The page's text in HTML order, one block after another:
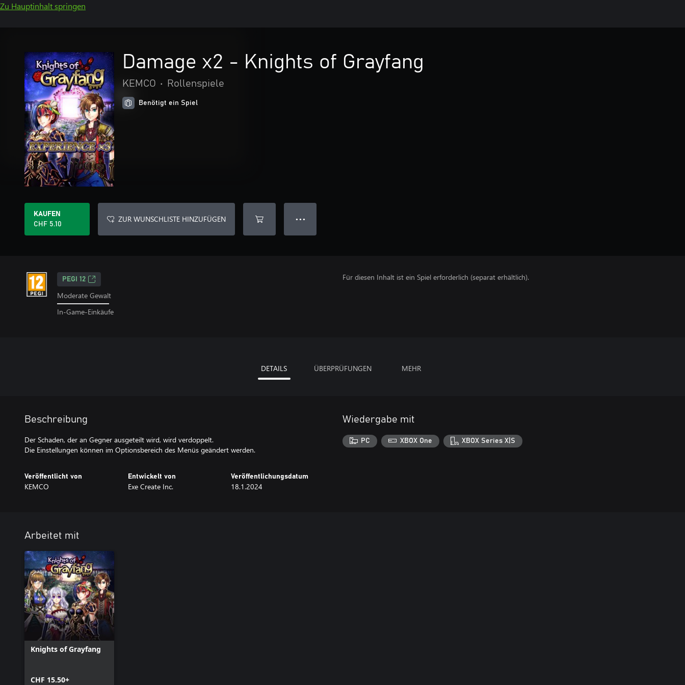
Zu Hauptinhalt springen
Damage x2 - Knights of Grayfang
KEMCO • Rollenspiele
Benötigt ein Spiel
KAUFEN
CHF 5.10
ZUR WUNSCHLISTE HINZUFÜGEN ● ● ●
PEGI 12
Moderate Gewalt
In-Game-Einkäufe
Für diesen Inhalt ist ein Spiel erforderlich (separat erhältlich).
DETAILS ÜBERPRÜFUNGEN MEHR
Beschreibung
Der Schaden, der an Gegner ausgeteilt wird, wird verdoppelt.
Die Einstellungen können im Optionsbereich des Menüs geändert werden.
Veröffentlicht von
KEMCO
Entwickelt von
Exe Create Inc.
Veröffentlichungsdatum
18.1.2024
Wiedergabe mit
PC XBOX One XBOX Series X|S
Arbeitet mit
Knights of Grayfang
CHF 15.50+